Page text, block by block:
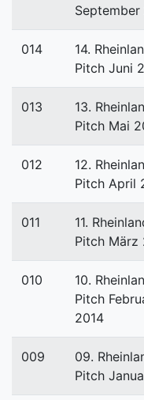
September
014
14.
Pitch Juni
013
13.
Pitch Mai
012
12.
Pitch April
011
11.
Pitch März
010
10.
Pitch
2014
009
09.
Pitch